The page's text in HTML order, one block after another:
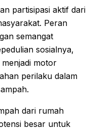
partisipasi aktif dari
Peran
semangat
sosialnya,
motor
perilaku dalam
dari rumah
besar untuk